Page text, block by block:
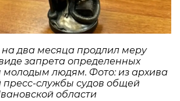
два месяца продлил меру
запрета определенных
молодым людям. Фото: из архива
службы судов общей
области